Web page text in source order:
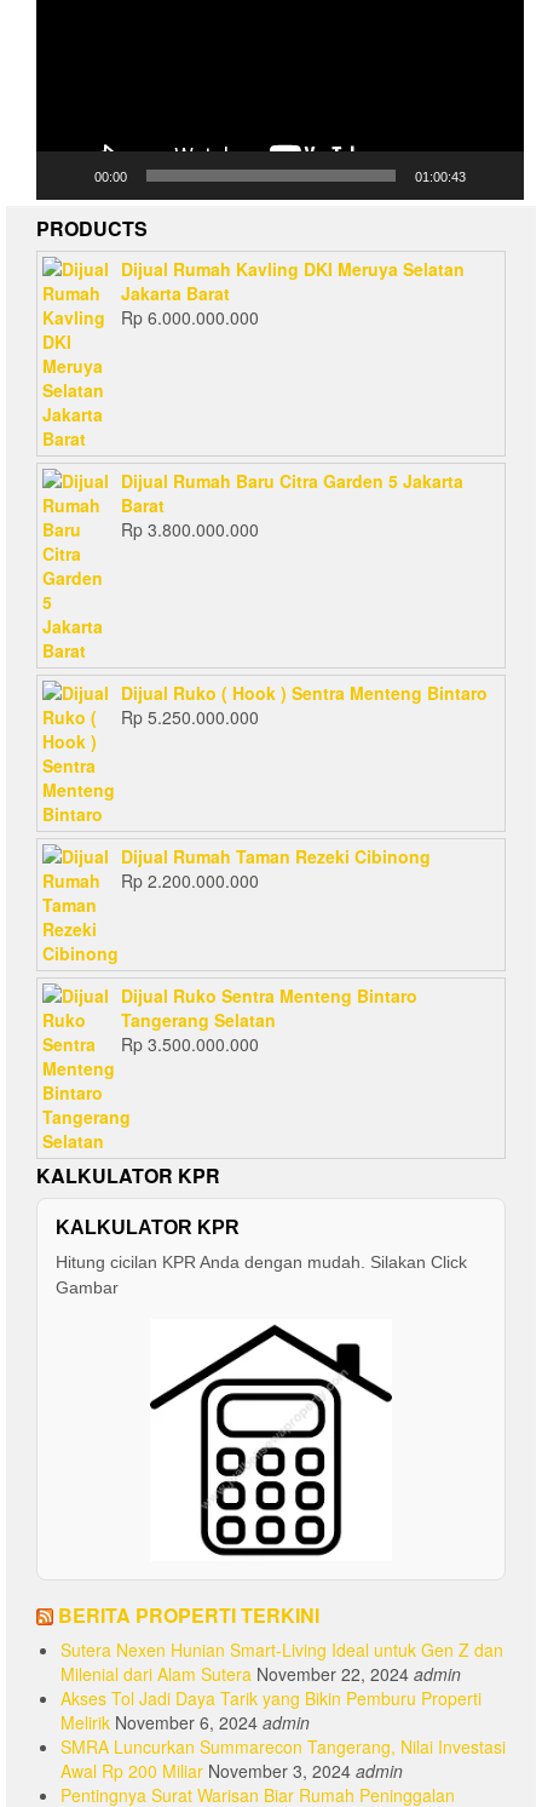
00:00 01:00:43
PRODUCTS
Dijual Rumah Kavling DKI Meruya Selatan
Jakarta Barat
Rp 6.000.000.000
Dijual Rumah Baru Citra Garden 5 Jakarta
Barat
Rp 3.800.000.000
Dijual Ruko ( Hook ) Sentra Menteng Bintaro
Rp 5.250.000.000
Dijual Rumah Taman Rezeki Cibinong
Rp 2.200.000.000
Dijual Ruko Sentra Menteng Bintaro
Tangerang Selatan
Rp 3.500.000.000
KALKULATOR KPR
KALKULATOR KPR
Hitung cicilan KPR Anda dengan mudah. Silakan Click
Gambar
BERITA PROPERTI TERKINI
Sutera Nexen Hunian Smart-Living Ideal untuk Gen Z dan
Milenial dari Alam Sutera November 22, 2024 admin
Akses Tol Jadi Daya Tarik yang Bikin Pemburu Properti
Melirik November 6, 2024 admin
SMRA Luncurkan Summarecon Tangerang, Nilai Investasi
Awal Rp 200 Miliar November 3, 2024 admin
Pentingnya Surat Warisan Biar Rumah Peninggalan